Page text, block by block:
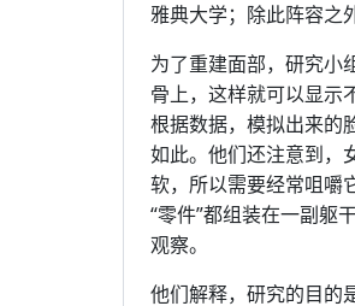
雅典大学；除此阵容之
为了重建面部，研究小
骨上，这样就可以显示
根据数据，模拟出来的
如此。他们还注意到，
软，所以需要经常咀嚼
“零件”都组装在一副躯
观察。
他们解释，研究的目的